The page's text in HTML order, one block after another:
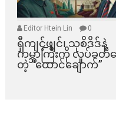
Editor Htein Lin 0
ရှီကျင့်ဖျင်၊ သုစိဒိဒ်နဲ့
ကမ္ဘာကြီးကို လှုပ်ခတ်
တဲ့ “ထောင်ချောက်”